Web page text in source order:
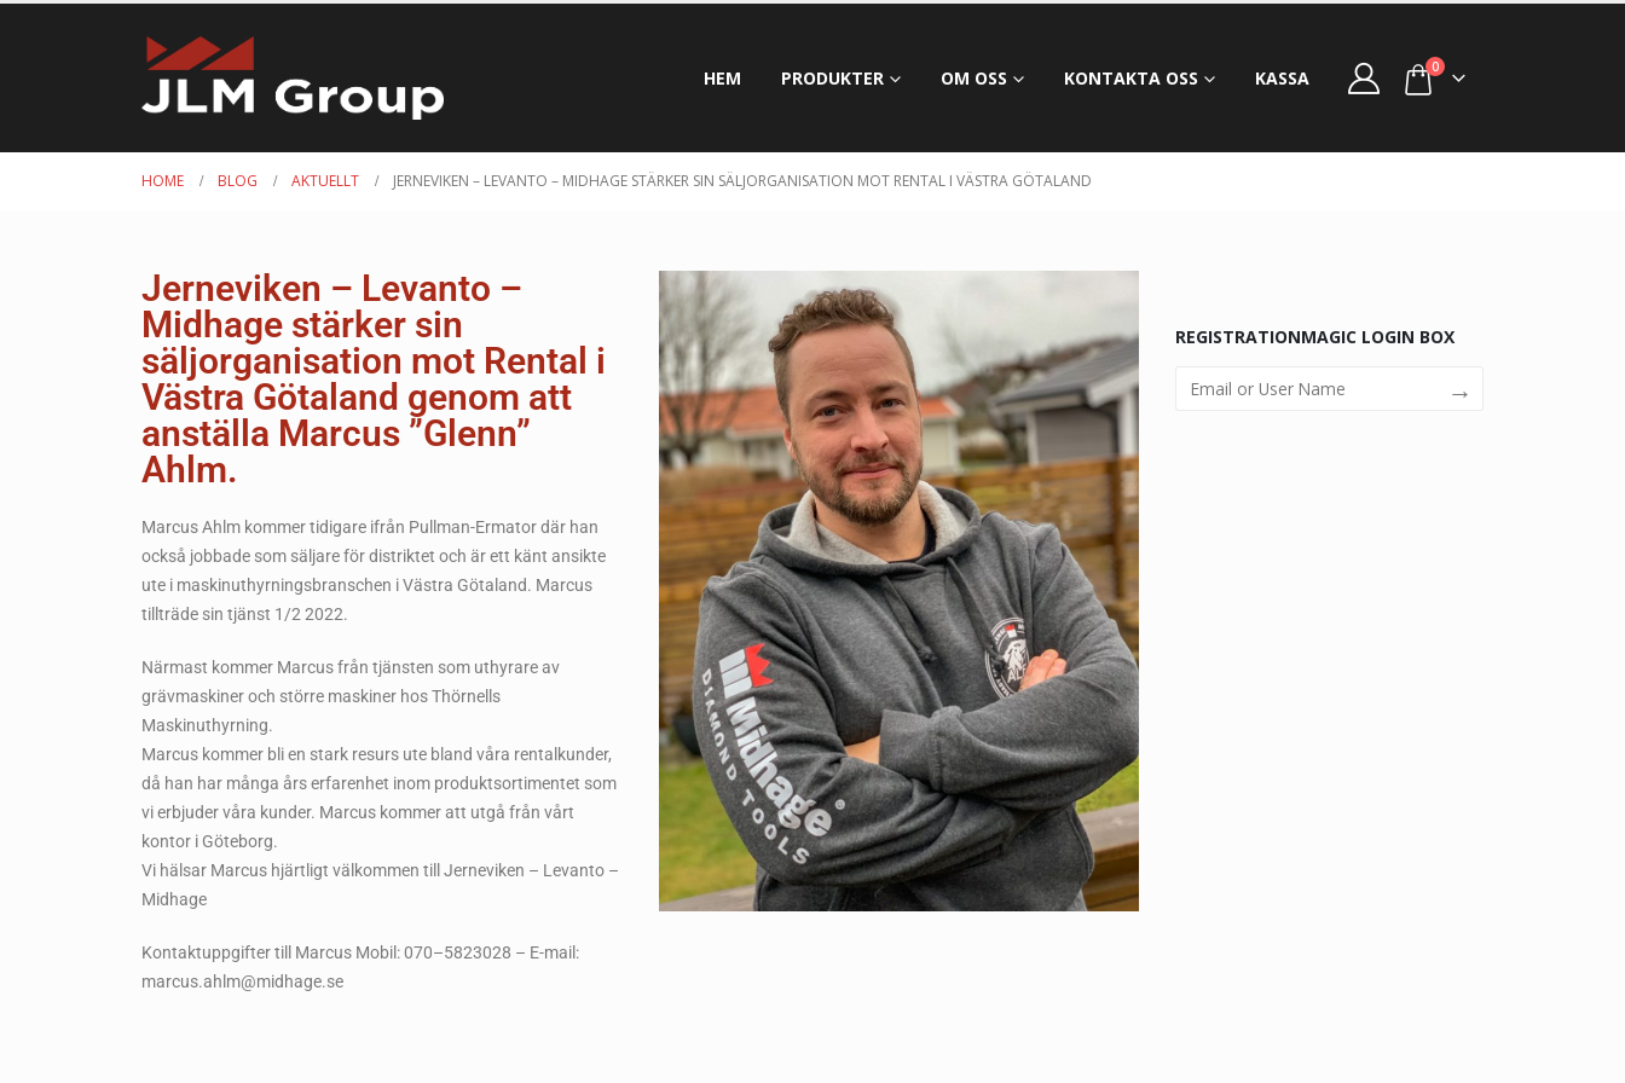
HEM PRODUKTER OM OSS KONTAKTA OSS KASSA 0
HOME BLOG AKTUELLT JERNEVIKEN – LEVANTO – MIDHAGE STÄRKER SIN SÄLJORGANISATION MOT RENTAL I VÄSTRA GÖTALAND
Jerneviken – Levanto –
Midhage stärker sin
säljorganisation mot Rental i
Västra Götaland genom att
anställa Marcus ”Glenn”
Ahlm.
Marcus Ahlm kommer tidigare ifrån Pullman-Ermator där han
också jobbade som säljare för distriktet och är ett känt ansikte
ute i maskinuthyrningsbranschen i Västra Götaland. Marcus
tillträde sin tjänst 1/2 2022.
Närmast kommer Marcus från tjänsten som uthyrare av
grävmaskiner och större maskiner hos Thörnells
Maskinuthyrning.
Marcus kommer bli en stark resurs ute bland våra rentalkunder,
då han har många års erfarenhet inom produktsortimentet som
vi erbjuder våra kunder. Marcus kommer att utgå från vårt
kontor i Göteborg.
Vi hälsar Marcus hjärtligt välkommen till Jerneviken – Levanto –
Midhage
Kontaktuppgifter till Marcus Mobil: 070–5823028 – E-mail:
marcus.ahlm@midhage.se
REGISTRATIONMAGIC LOGIN BOX
→